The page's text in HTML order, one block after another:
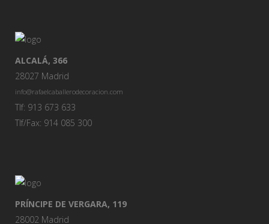
ALCALÁ, 366
28027 Madrid
info@rafaelcaballerodecoracion.com
Tlf: 913 673 633
Tlf/Fax: 914 085 300
PRÍNCIPE DE VERGARA, 119
28002 Madrid